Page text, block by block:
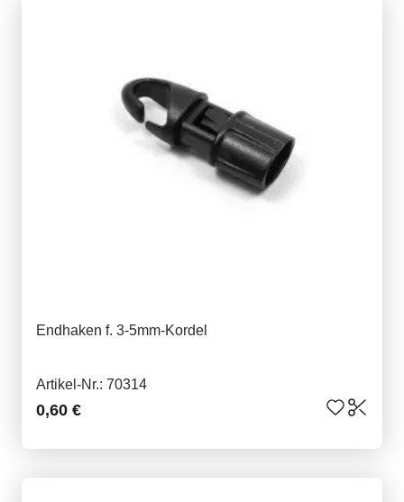
Endhaken f. 3-5mm-Kordel
Artikel-Nr.: 70314
0,60 €